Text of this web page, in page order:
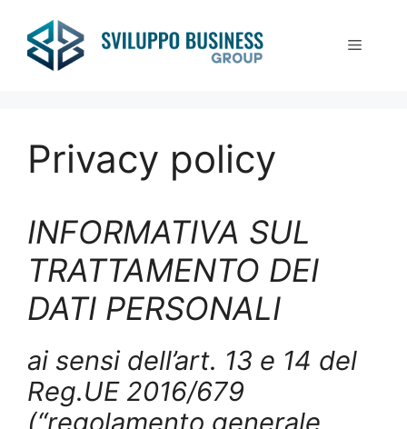
contenuto
Menu
Privacy policy
INFORMATIVA SUL
TRATTAMENTO DEI
DATI PERSONALI
ai sensi dell’art. 13 e 14 del
Reg.UE 2016/679
(“regolamento generale